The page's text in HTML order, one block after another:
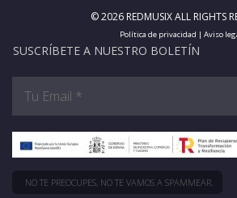
© 2026 REDMUSIX ALL RIGHTS
Política de privacidad | Aviso
SUSCRÍBETE A NUESTRO BOLETÍN
NO TE PREOCUPES, NO TE VAMOS A SPAMMEAR.